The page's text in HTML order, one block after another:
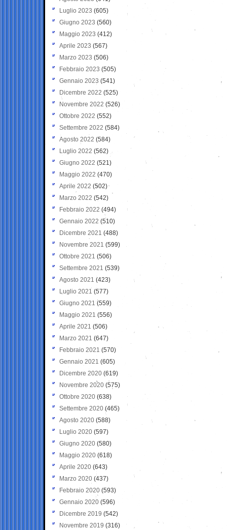
Luglio 2023 (605)
Giugno 2023 (560)
Maggio 2023 (412)
Aprile 2023 (567)
Marzo 2023 (506)
Febbraio 2023 (505)
Gennaio 2023 (541)
Dicembre 2022 (525)
Novembre 2022 (526)
Ottobre 2022 (552)
Settembre 2022 (584)
Agosto 2022 (584)
Luglio 2022 (562)
Giugno 2022 (521)
Maggio 2022 (470)
Aprile 2022 (502)
Marzo 2022 (542)
Febbraio 2022 (494)
Gennaio 2022 (510)
Dicembre 2021 (488)
Novembre 2021 (599)
Ottobre 2021 (506)
Settembre 2021 (539)
Agosto 2021 (423)
Luglio 2021 (577)
Giugno 2021(559)
Maggio 2021 (556)
Aprile 2021 (506)
Marzo 2021 (647)
Febbraio 2021 (570)
Gennaio 2021 (605)
Dicembre 2020 (619)
Novembre 2020 (575)
Ottobre 2020 (638)
Settembre 2020(465)
Agosto 2020 (588)
Luglio 2020 (597)
Giugno 2020 (580)
Maggio 2020 (618)
Aprile 2020 (643)
Marzo 2020 (437)
Febbraio 2020 (593)
Gennaio 2020 (596)
Dicembre 2019 (542)
Novembre 2019 (316)